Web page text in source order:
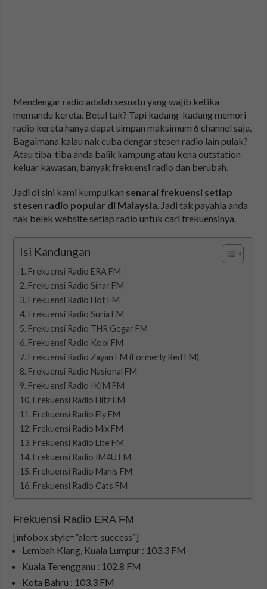
Mendengar radio adalah sesuatu yang wajib ketika
memandu kereta. Betul tak? Tapi kadang-kadang memori
radio kereta hanya dapat simpan maksimum 6 channel saja.
Bagaimana kalau nak cuba dengar stesen radio lain pulak?
Atau tiba-tiba anda balik kampung atau kena outstation
keluar kawasan, banyak frekuensi radio dan berubah.
Jadi di sini kami kumpulkan senarai frekuensi setiap
stesen radio popular di Malaysia. Jadi tak payahla anda
nak belek website setiap radio untuk cari frekuensinya.
Isi Kandungan
Frekuensi Radio ERA FM
Frekuensi Radio Sinar FM
Frekuensi Radio Hot FM
Frekuensi Radio Suria FM
Frekuensi Radio THR Gegar FM
Frekuensi Radio Kool FM
Frekuensi Radio Zayan FM (Formerly Red FM)
Frekuensi Radio Nasional FM
Frekuensi Radio IKIM FM
Frekuensi Radio Hitz FM
Frekuensi Radio Fly FM
Frekuensi Radio Mix FM
Frekuensi Radio Lite FM
Frekuensi Radio IM4U FM
Frekuensi Radio Manis FM
Frekuensi Radio Cats FM
Frekuensi Radio ERA FM
[infobox style=”alert-success”]
Lembah Klang, Kuala Lumpur : 103.3 FM
Kuala Terengganu : 102.8 FM
Kota Bahru : 103.3 FM